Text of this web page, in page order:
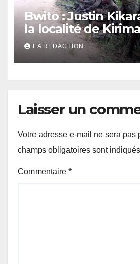
Bwito : Justin
la localité de
avec trois autres
LA REDACTION
Laisser un
Votre adresse e-mail ne sera pas
champs obligatoires sont
Commentaire *